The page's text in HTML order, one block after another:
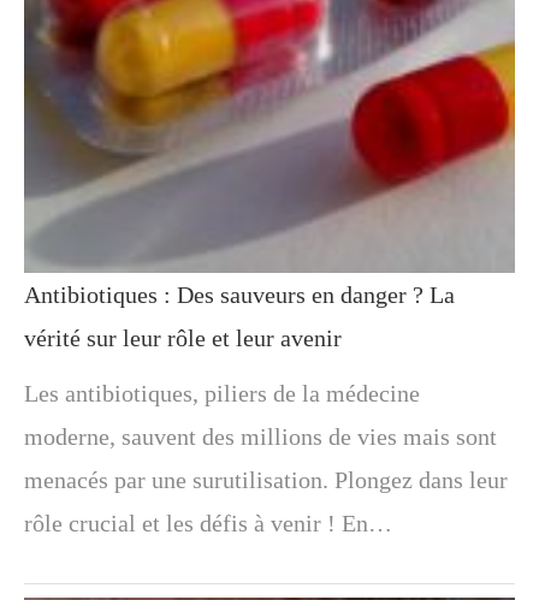
Antibiotiques : Des sauveurs en danger ? La
vérité sur leur rôle et leur avenir
Les antibiotiques, piliers de la médecine
moderne, sauvent des millions de vies mais sont
menacés par une surutilisation. Plongez dans leur
rôle crucial et les défis à venir ! En…